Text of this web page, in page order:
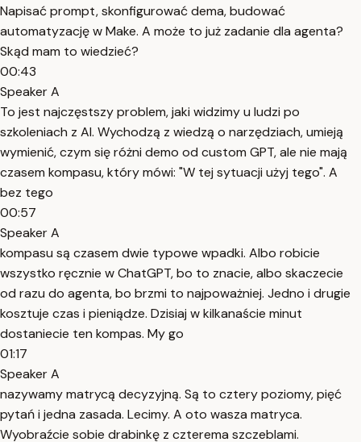
Napisać prompt, skonfigurować dema, budować
automatyzację w Make. A może to już zadanie dla agenta?
Skąd mam to wiedzieć?
00:43
Speaker A
To jest najczęstszy problem, jaki widzimy u ludzi po
szkoleniach z AI. Wychodzą z wiedzą o narzędziach, umieją
wymienić, czym się różni demo od custom GPT, ale nie mają
czasem kompasu, który mówi: "W tej sytuacji użyj tego". A
bez tego
00:57
Speaker A
kompasu są czasem dwie typowe wpadki. Albo robicie
wszystko ręcznie w ChatGPT, bo to znacie, albo skaczecie
od razu do agenta, bo brzmi to najpoważniej. Jedno i drugie
kosztuje czas i pieniądze. Dzisiaj w kilkanaście minut
dostaniecie ten kompas. My go
01:17
Speaker A
nazywamy matrycą decyzyjną. Są to cztery poziomy, pięć
pytań i jedna zasada. Lecimy. A oto wasza matryca.
Wyobraźcie sobie drabinkę z czterema szczeblami.